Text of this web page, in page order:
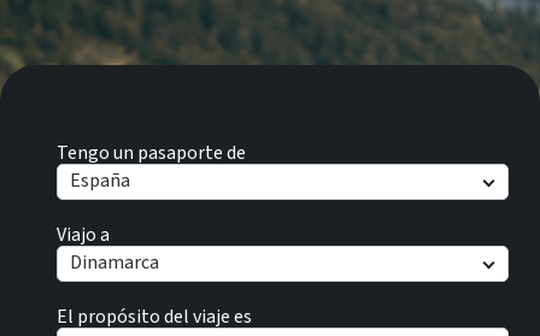
Tengo un pasaporte de
España
Viajo a
Dinamarca
El propósito del viaje es